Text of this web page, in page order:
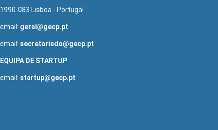
1990-083 Lisboa - Portugal
email: geral@gecp.pt
email: secretariado@gecp.pt
EQUIPA DE STARTUP
email: startup@gecp.pt